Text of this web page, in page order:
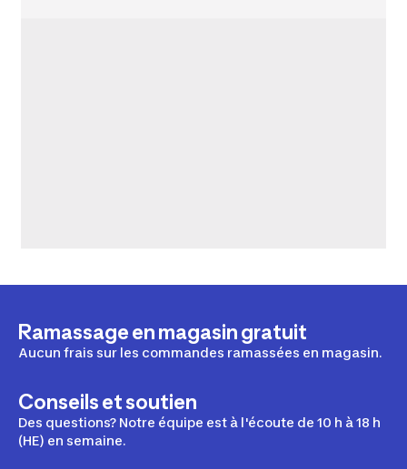
Ramassage en magasin gratuit
Aucun frais sur les commandes ramassées en magasin.
Conseils et soutien
Des questions? Notre équipe est à l'écoute de 10 h à 18 h
(HE) en semaine.